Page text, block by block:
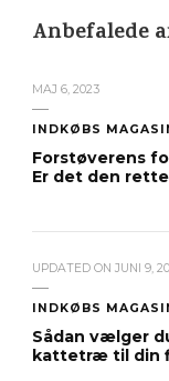
Anbefalede
MAJ 6, 2023
INDKØBS
Forstøverens
Er det den
UPDATED ON JUNI 9,
INDKØBS
Sådan vælger
kattetræ til din